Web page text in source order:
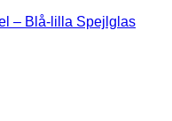
– Blå-lilla Spejlglas